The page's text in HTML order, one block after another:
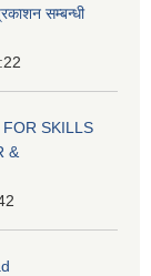
सम्बन्धी
SKILLS
&